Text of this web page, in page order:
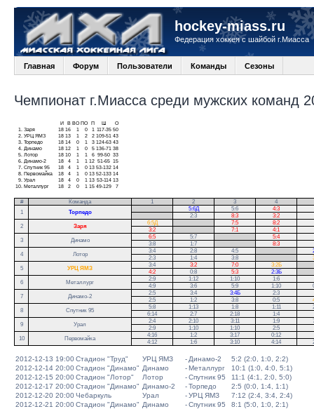
hockey-miass.ru
Федерация хоккея с шайбой г.Миасса
Главная Форум Пользователи Команды Сезоны
Чемпионат г.Миасса среди мужских команд
И В ВО ПО П
О
1.
Заря 18 16 1 0 1 117-35 50
2. УРЦ ЯМЗ 18 13 1 2 2 109-51 43
3. Торпедо 18 14 0 1 3 124-63 43
4.
Динамо 18 12 1 0 5 136-71 38
5. Лотор 18 10 1 1 6 99-50 33
6.
Динамо-2 18 4 1 1 12 51-65 15
7. Спутник 95 18 4 1 0 13 53-132 14
8.
Первомайка 18 4 1 0 13 52-133 14
9. Урал 18 4 0 1 13 53-114 13
10.
Металлург 18 2 0 1 15 49-129 7
# Команда 1 2 3
4
1
Торпедо
5:6Д 5:6
4:3
2:3 8:3
3:2
2
Заря
6:5Д 7:5
8:2
3:2
7:1
4:1
3
Динамо
6:5 5:7
5:4
3:8
1:7
8:3
4
Лотор
3:4 2:8 4:5
2:3
1:4 3:8
5
УРЦ ЯМЗ
3:4 3:2 7:0 3:2Б
4:2
0:8 5:3 2:3Б
6
Металлург
2:9 1:12 1:10
1:6
4:9
3:6 5:9 1:10
7
Динамо-2
2:5 3:4 3:4Б
2:3
2:5
1:2 3:8 0:5
8
Спутник 95
5:8 1:13 1:8 1:11
6:14
2:7 2:18
1:4
9
Урал
2:4 2:10 3:11 1:9
2:9
1:10 1:10
2:5
10
Первомайка
4:16 1:2 3:17
0:12
4:12
1:6 3:10 4:14
2012-12-13 19:00Стадион "Труд" УРЦ ЯМЗ - Динамо-2
5:2 (2:0, 1:0, 2:2)
2012-12-14 20:00Стадион "Динамо" Динамо -Металлург
10:1 (1:0, 4:0, 5:1)
2012-12-15 20:00Стадион "Лотор" Лотор -Спутник 95
11:1 (4:1, 2:0, 5:0)
2012-12-17 20:00Стадион "Динамо" Динамо-2 -Торпедо
2:5 (0:0, 1:4, 1:1)
2012-12-20 20:00Чебаркуль Урал -УРЦ ЯМЗ
7:12 (2:4, 3:4, 2:4)
2012-12-21 20:00Стадион "Динамо" Динамо -Спутник 95
8:1 (5:0, 1:0, 2:1)